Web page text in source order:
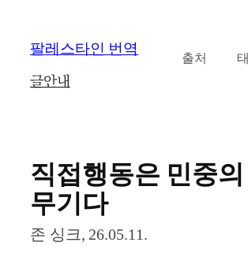
팔레스타인 번역
글안내
카테고리 태그
직접행동은 민중의
무기다
존 싱크, 26.05.11.